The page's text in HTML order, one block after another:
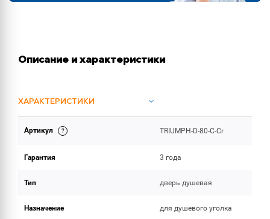
Описание и характеристики
ХАРАКТЕРИСТИКИ
ОБЪЕМ ПОСТАВКИ
Артикул TRIUMPH-D-80-C-Cr
Гарантия 3 года
Тип дверь душевая
Назначение для душевого уголка